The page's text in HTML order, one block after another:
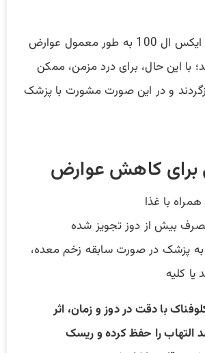
قطع ناگهانی آلفن ایکس ال 100 به طور معمول عوارض
با این حال، برای درد مزمن، ممکن
و در این صورت مشورت با پزشک
برای کاهش عوارض
با غذا
بیش از دوز تجویز شده
به پزشک در صورت سابقه زخم معده،
کلیه
با دقت در دوز و زمان، اثر
التهاب را حفظ کرده و ریسک